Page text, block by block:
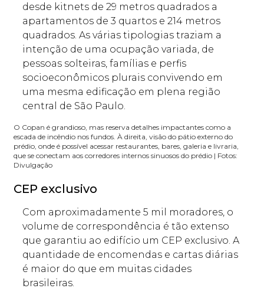
desde kitnets de 29 metros quadrados a
apartamentos de 3 quartos e 214 metros
quadrados. As várias tipologias traziam a
intenção de uma ocupação variada, de
pessoas solteiras, famílias e perfis
socioeconômicos plurais convivendo em
uma mesma edificação em plena região
central de São Paulo.
O Copan é grandioso, mas reserva detalhes impactantes como a
escada de incêndio nos fundos. À direita, visão do pátio externo do
prédio, onde é possível acessar restaurantes, bares, galeria e livraria,
que se conectam aos corredores internos sinuosos do prédio | Fotos:
Divulgação
CEP exclusivo
Com aproximadamente 5 mil moradores, o
volume de correspondência é tão extenso
que garantiu ao edifício um CEP exclusivo. A
quantidade de encomendas e cartas diárias
é maior do que em muitas cidades
brasileiras.